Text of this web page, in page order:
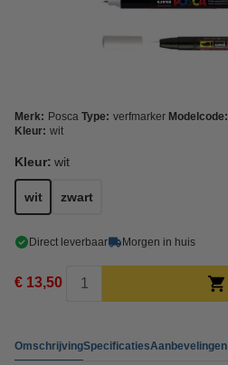
Merk: Posca Type: verfmarker Modelcode:
Kleur: wit
Kleur: wit
wit zwart
Direct leverbaar Morgen in huis
€ 13,50
OmschrijvingSpecificatiesAanbevelingen